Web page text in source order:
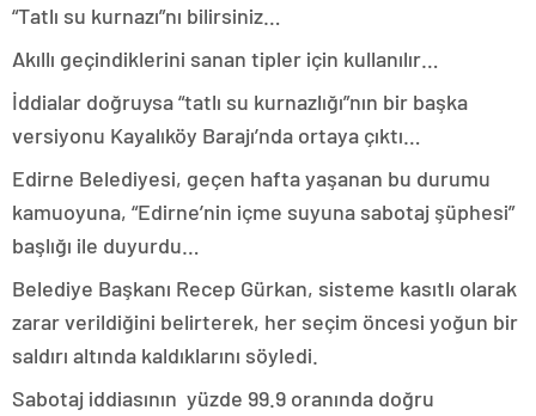
“Tatlı su kurnazı”nı bilirsiniz…
Akıllı geçindiklerini sanan tipler için kullanılır…
İddialar doğruysa “tatlı su kurnazlığı”nın bir başka
versiyonu Kayalıköy Barajı’nda ortaya çıktı…
Edirne Belediyesi, geçen hafta yaşanan bu durumu
kamuoyuna, “Edirne’nin içme suyuna sabotaj şüphesi”
başlığı ile duyurdu…
Belediye Başkanı Recep Gürkan, sisteme kasıtlı olarak
zarar verildiğini belirterek, her seçim öncesi yoğun bir
saldırı altında kaldıklarını söyledi.
Sabotaj iddiasının yüzde 99.9 oranında doğru